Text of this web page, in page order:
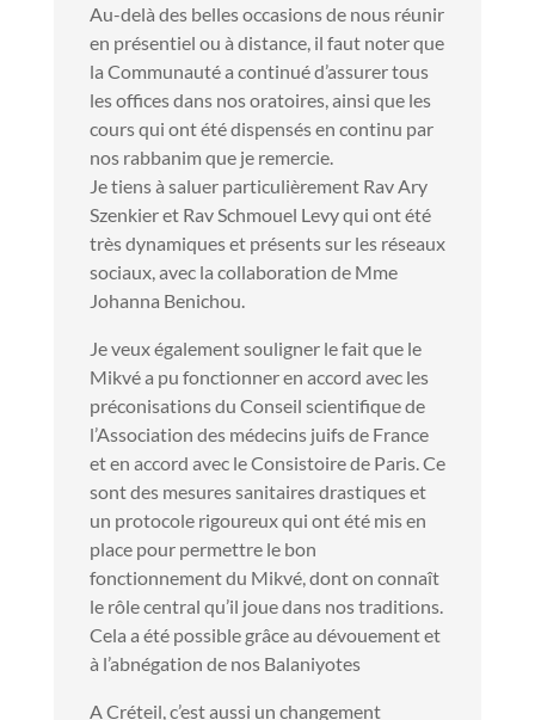
Au-delà des belles occasions de nous réunir
en présentiel ou à distance, il faut noter que
la Communauté a continué d’assurer tous
les offices dans nos oratoires, ainsi que les
cours qui ont été dispensés en continu par
nos rabbanim que je remercie.
Je tiens à saluer particulièrement Rav Ary
Szenkier et Rav Schmouel Levy qui ont été
très dynamiques et présents sur les réseaux
sociaux, avec la collaboration de Mme
Johanna Benichou.
Je veux également souligner le fait que le
Mikvé a pu fonctionner en accord avec les
préconisations du Conseil scientifique de
l’Association des médecins juifs de France
et en accord avec le Consistoire de Paris. Ce
sont des mesures sanitaires drastiques et
un protocole rigoureux qui ont été mis en
place pour permettre le bon
fonctionnement du Mikvé, dont on connaît
le rôle central qu’il joue dans nos traditions.
Cela a été possible grâce au dévouement et
à l’abnégation de nos Balaniyotes
A Créteil, c’est aussi un changement